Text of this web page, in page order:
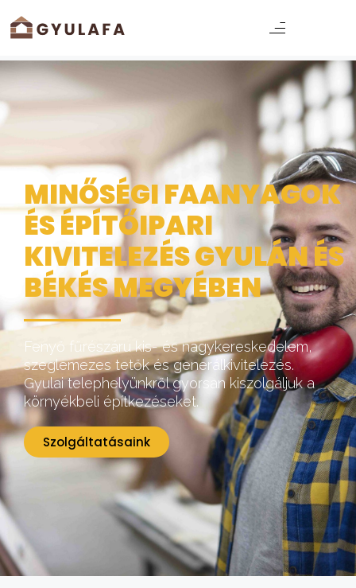
MINŐSÉGI FAANYAGOK
ÉS ÉPÍTŐIPARI
KIVITELEZÉS GYULÁN ÉS
BÉKÉS MEGYÉBEN
Fenyő fűrészáru kis- és nagykereskedelem,
szeglemezes tetők és generálkivitelezés.
Gyulai telephelyünkről gyorsan kiszolgáljuk a
környékbeli építkezéseket.
Szolgáltatásaink